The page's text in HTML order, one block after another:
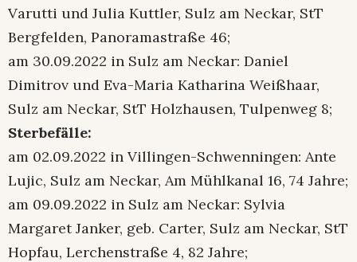
Varutti und Julia Kuttler, Sulz am Neckar, StT
Bergfelden, Panoramastraße 46;
am 30.09.2022 in Sulz am Neckar: Daniel
Dimitrov und Eva-Maria Katharina Weißhaar,
Sulz am Neckar, StT Holzhausen, Tulpenweg 8;
Sterbefälle:
am 02.09.2022 in Villingen-Schwenningen: Ante
Lujic, Sulz am Neckar, Am Mühlkanal 16, 74 Jahre;
am 09.09.2022 in Sulz am Neckar: Sylvia
Margaret Janker, geb. Carter, Sulz am Neckar, StT
Hopfau, Lerchenstraße 4, 82 Jahre;